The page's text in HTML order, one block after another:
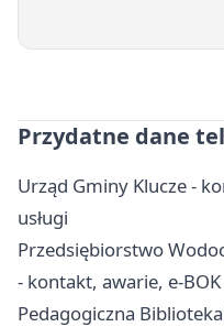
Przydatne dane
Urząd Gminy Klucze -
usługi
Przedsiębiorstwo
- kontakt, awarie, e-BOK
Pedagogiczna